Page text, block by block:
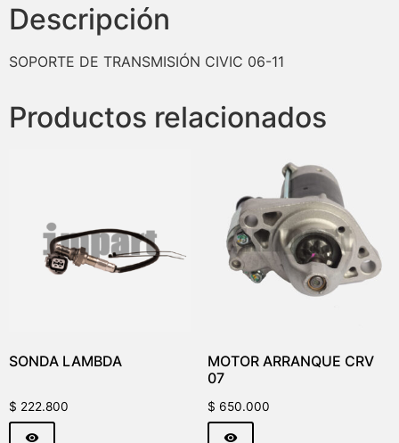
Descripción
SOPORTE DE TRANSMISIÓN CIVIC 06-11
Productos relacionados
SONDA LAMBDA
$ 222.800
MOTOR ARRANQUE CRV
07
$ 650.000